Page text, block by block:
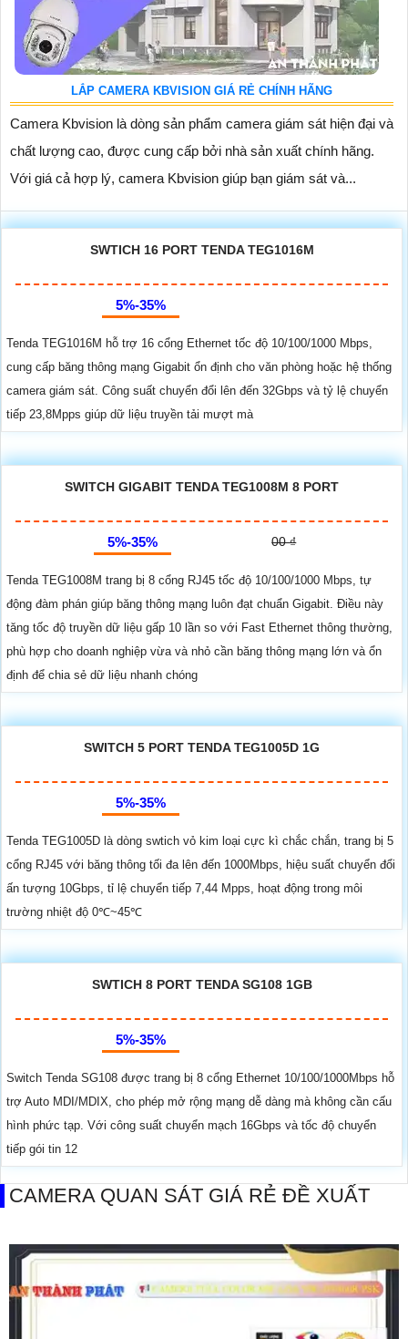
LẮP CAMERA KBVISION GIÁ RẺ CHÍNH HÃNG
Camera Kbvision là dòng sản phẩm camera giám sát hiện đại và
chất lượng cao, được cung cấp bởi nhà sản xuất chính hãng.
Với giá cả hợp lý, camera Kbvision giúp bạn giám sát và...
SWTICH 16 PORT TENDA TEG1016M
5%-35%
Tenda TEG1016M hỗ trợ 16 cổng Ethernet tốc độ 10/100/1000 Mbps,
cung cấp băng thông mạng Gigabit ổn định cho văn phòng hoặc hệ thống
camera giám sát. Công suất chuyển đổi lên đến 32Gbps và tỷ lệ chuyển
tiếp 23,8Mpps giúp dữ liệu truyền tải mượt mà
SWITCH GIGABIT TENDA TEG1008M 8 PORT
5%-35% 00 ₫
Tenda TEG1008M trang bị 8 cổng RJ45 tốc độ 10/100/1000 Mbps, tự
động đàm phán giúp băng thông mạng luôn đạt chuẩn Gigabit. Điều này
tăng tốc độ truyền dữ liệu gấp 10 lần so với Fast Ethernet thông thường,
phù hợp cho doanh nghiệp vừa và nhỏ cần băng thông mạng lớn và ổn
định để chia sẻ dữ liệu nhanh chóng
SWITCH 5 PORT TENDA TEG1005D 1G
5%-35%
Tenda TEG1005D là dòng swtich vỏ kim loại cực kì chắc chắn, trang bị 5
cổng RJ45 với băng thông tối đa lên đến 1000Mbps, hiệu suất chuyển đổi
ấn tượng 10Gbps, tỉ lệ chuyển tiếp 7,44 Mpps, hoạt động trong môi
trường nhiệt độ 0℃~45℃
SWTICH 8 PORT TENDA SG108 1GB
5%-35%
Switch Tenda SG108 được trang bị 8 cổng Ethernet 10/100/1000Mbps hỗ
trợ Auto MDI/MDIX, cho phép mở rộng mạng dễ dàng mà không cần cấu
hình phức tạp. Với công suất chuyển mạch 16Gbps và tốc độ chuyển
tiếp gói tin 12
CAMERA QUAN SÁT GIÁ RẺ ĐỀ XUẤT